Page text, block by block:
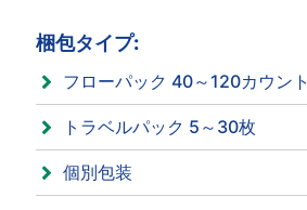
梱包タイプ:
フローパック 40～120カウント
トラベルパック 5～30枚
個別包装